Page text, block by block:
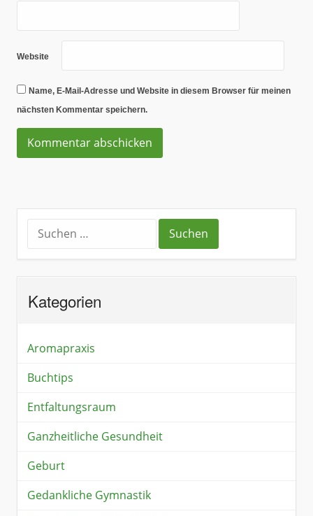
Website
Name, E-Mail-Adresse und Website in diesem Browser für meinen
nächsten Kommentar speichern.
Kategorien
Aromapraxis
Buchtips
Entfaltungsraum
Ganzheitliche Gesundheit
Geburt
Gedankliche Gymnastik